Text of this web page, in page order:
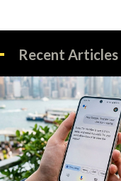
Recent Articles